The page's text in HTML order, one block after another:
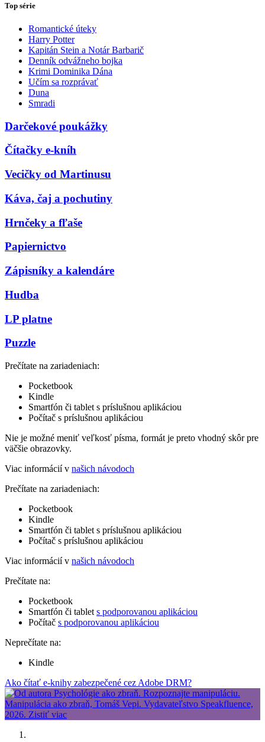
Top série
Romantické úteky
Harry Potter
Kapitán Stein a Notár Barbarič
Denník odvážneho bojka
Krimi Dominika Dána
Učím sa rozprávať
Duna
Smradi
Darčekové poukážky
Čítačky e-kníh
Vecičky od Martinusu
Káva, čaj a pochutiny
Hrnčeky a fľaše
Papiernictvo
Zápisníky a kalendáre
Hudba
LP platne
Puzzle
Prečítate na zariadeniach:
Pocketbook
Kindle
Smartfón či tablet s príslušnou aplikáciou
Počítač s príslušnou aplikáciou
Nie je možné meniť veľkosť písma, formát je preto vhodný skôr pre
väčšie obrazovky.
Viac informácií v našich návodoch
Prečítate na zariadeniach:
Pocketbook
Kindle
Smartfón či tablet s príslušnou aplikáciou
Počítač s príslušnou aplikáciou
Viac informácií v našich návodoch
Prečítate na:
Pocketbook
Smartfón či tablet s podporovanou aplikáciou
Počítač s podporovanou aplikáciou
Neprečítate na:
Kindle
Ako čítať e-knihy zabezpečené cez Adobe DRM?